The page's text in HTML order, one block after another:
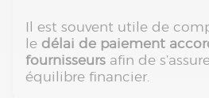
Il est souvent utile de
le délai de paiement
fournisseurs afin de
équilibre financier.